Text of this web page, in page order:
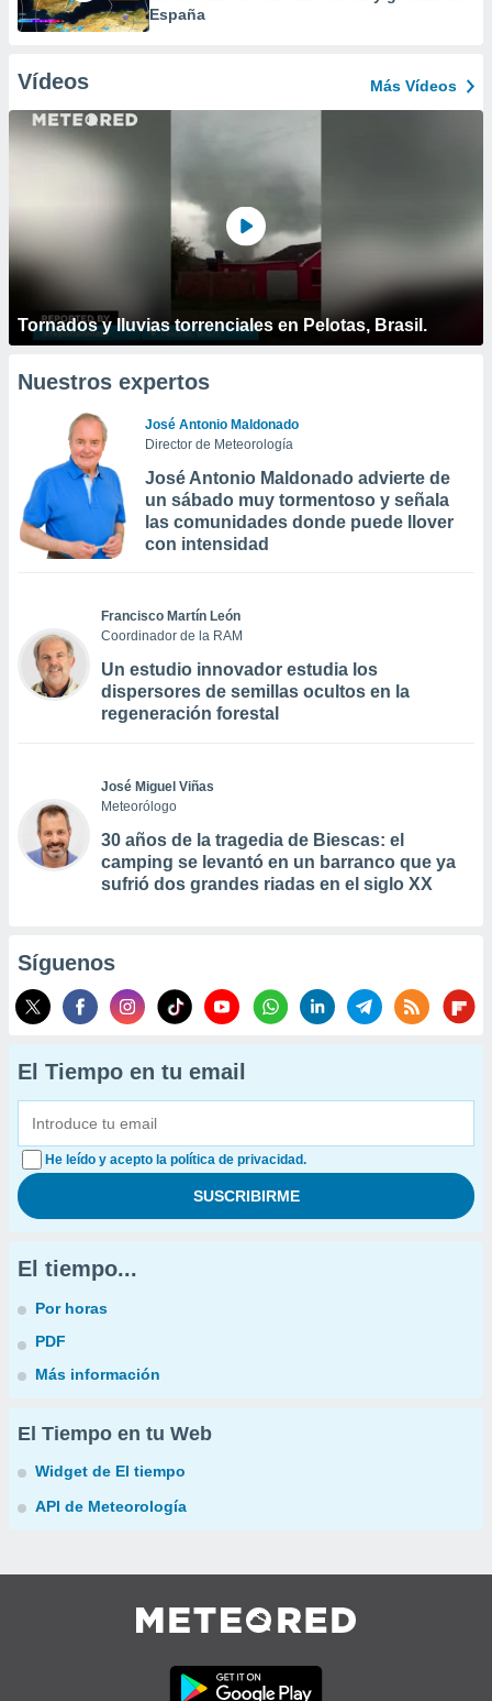
España
Vídeos Más Vídeos
Tornados y lluvias torrenciales en Pelotas, Brasil.
Nuestros expertos
José Antonio Maldonado
Director de Meteorología
José Antonio Maldonado advierte de
un sábado muy tormentoso y señala
las comunidades donde puede llover
con intensidad
Francisco Martín León
Coordinador de la RAM
Un estudio innovador estudia los
dispersores de semillas ocultos en la
regeneración forestal
José Miguel Viñas
Meteorólogo
30 años de la tragedia de Biescas: el
camping se levantó en un barranco que ya
sufrió dos grandes riadas en el siglo XX
Síguenos
El Tiempo en tu email
He leído y acepto la política de privacidad.
El tiempo...
Por horas
PDF
Más información
El Tiempo en tu Web
Widget de El tiempo
API de Meteorología